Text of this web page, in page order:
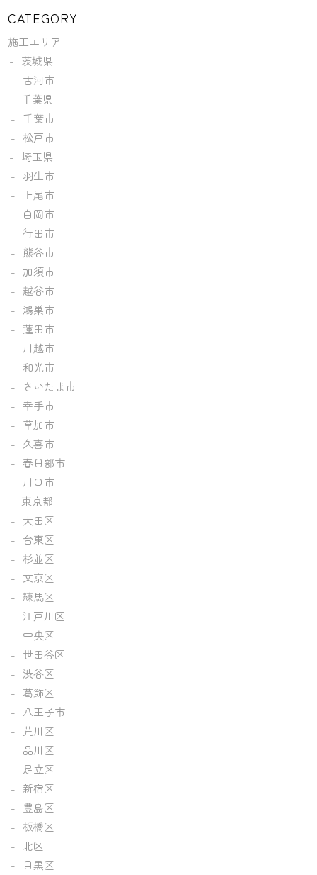
CATEGORY
施工エリア
茨城県
古河市
千葉県
千葉市
松戸市
埼玉県
羽生市
上尾市
白岡市
行田市
熊谷市
加須市
越谷市
鴻巣市
蓮田市
川越市
和光市
さいたま市
幸手市
草加市
久喜市
春日部市
川口市
東京都
大田区
台東区
杉並区
文京区
練馬区
江戸川区
中央区
世田谷区
渋谷区
葛飾区
八王子市
荒川区
品川区
足立区
新宿区
豊島区
板橋区
北区
目黒区